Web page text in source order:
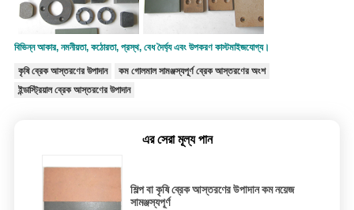
বিভিন্ন আকার, নমনীয়তা, কঠোরতা, প্রস্থ, বেধ দৈর্ঘ্য এবং উপকরণ কাস্টমাইজযোগ্য।
কৃষি ব্রেক আস্তরণের উপাদান
কম গোলমাল সামঞ্জস্যপূর্ণ ব্রেক আস্তরণের অংশ
ইন্ডাস্ট্রিয়াল ব্রেক আস্তরণের উপাদান
এর সেরা মূল্য পান
শিল্প বা কৃষি ব্রেক আস্তরণের উপাদান কম নয়েজ
সামঞ্জস্যপূর্ণ